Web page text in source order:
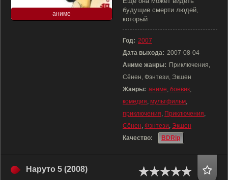
аниме
будущие смерти людей,
который
Год: 2007
Дата выхода: 2007-08-04
Аниме жанры: Приключения,
Сёнен, Фэнтези, Экшен
Жанры: аниме, боевик,
комедия, мультфильм,
приключения, Приключения,
Сёнен, Фэнтези, Экшен
Качество:
BDRip
Наруто 5 (2008)